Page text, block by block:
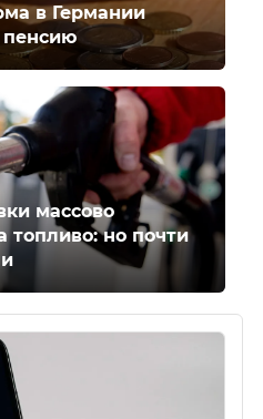
в Германии
пенсию
массово
но почти